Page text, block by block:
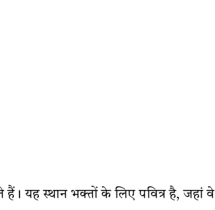
हैं। यह स्थान भक्तों के लिए पवित्र है, जहां वे